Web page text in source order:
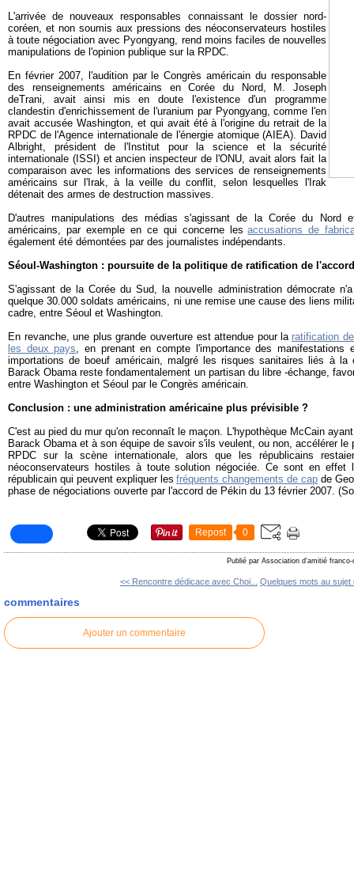
L'arrivée de nouveaux responsables connaissant le dossier nord-
coréen, et non soumis aux pressions des néoconservateurs hostiles
à toute négociation avec Pyongyang, rend moins faciles de nouvelles
manipulations de l'opinion publique sur la RPDC.
En février 2007, l'audition par le Congrès américain du responsable
des renseignements américains en Corée du Nord, M. Joseph
deTrani, avait ainsi mis en doute l'existence d'un programme
clandestin d'enrichissement de l'uranium par Pyongyang, comme l'en
avait accusée Washington, et qui avait été à l'origine du retrait de la
RPDC de l'Agence internationale de l'énergie atomique (AIEA). David
Albright, président de l'Institut pour la science et la sécurité
internationale (ISSI) et ancien inspecteur de l'ONU, avait alors fait la
comparaison avec les informations des services de renseignements
américains sur l'Irak, à la veille du conflit, selon lesquelles l'Irak
détenait des armes de destruction massives.
D'autres manipulations des médias s'agissant de la Corée du Nord
américains, par exemple en ce qui concerne les accusations de
également été démontées par des journalistes indépendants.
Séoul-Washington : poursuite de la politique de ratification de
S'agissant de la Corée du Sud, la nouvelle administration démocrate
quelque 30.000 soldats américains, ni une remise une cause des liens
cadre, entre Séoul et Washington.
En revanche, une plus grande ouverture est attendue pour la ratification
les deux pays, en prenant en compte l'importance des manifestations
importations de boeuf américain, malgré les risques sanitaires liés à
Barack Obama reste fondamentalement un partisan du libre -échange,
entre Washington et Séoul par le Congrès américain.
Conclusion : une administration américaine plus prévisible ?
C'est au pied du mur qu'on reconnaît le maçon. L'hypothèque McCain
Barack Obama et à son équipe de savoir s'ils veulent, ou non, accélérer le
RPDC sur la scène internationale, alors que les républicains
néoconservateurs hostiles à toute solution négociée. Ce sont en effet
républicain qui peuvent expliquer les fréquents changements de cap de
phase de négociations ouverte par l'accord de Pékin du 13 février 2007.
Repost 0
Publié par Association d'amitié franco-
<< Rencontre dédicace avec Choi... Quelques mots au sujet
commentaires
Ajouter un commentaire